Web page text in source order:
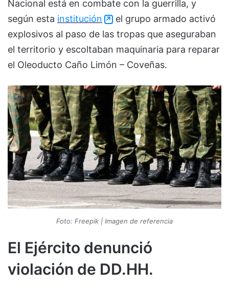
Nacional está en combate con la guerrilla, y
según esta institución
el grupo armado activó
explosivos al paso de las tropas que aseguraban
el territorio y escoltaban maquinaria para reparar
el Oleoducto Caño Limón – Coveñas.
Foto: Freepik | Imagen de referencia
El Ejército denunció
violación de DD.HH.